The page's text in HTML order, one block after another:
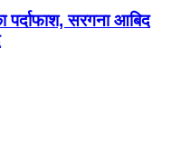
पर्दाफाश, सरगना आबिद